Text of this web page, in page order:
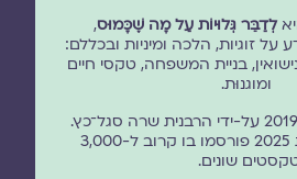
לְדַבֵּר גְּלוּיוֹת עַל מָה שֶׁכָּמוּס,
זוגיות, הלכה ומיניות ובכללם:
נישואין, בניית המשפחה, טקסי חיים
ומוגנוּת.
המגזין נוסד בשנת 2019 על-ידי הרבנית שרה סגל־כץ.
עם הכניסה לשנת 2025 פורסמו בו קרוב ל-3,000
שונים.